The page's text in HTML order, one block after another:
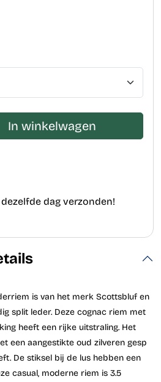
In winkelwagen
dezelfde dag verzonden!
is van het merk Scottsbluf en
split leder. Deze cognac riem met
heeft een rijke uitstraling. Het
een aangestikte oud zilveren gesp
De stiksel bij de lus hebben een
casual, moderne riem is 3.5